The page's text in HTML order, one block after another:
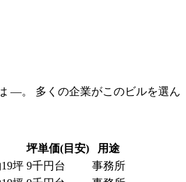
—。 多くの企業がこのビルを選ん
坪単価(目安)
用途
坪 9千円台
事務所